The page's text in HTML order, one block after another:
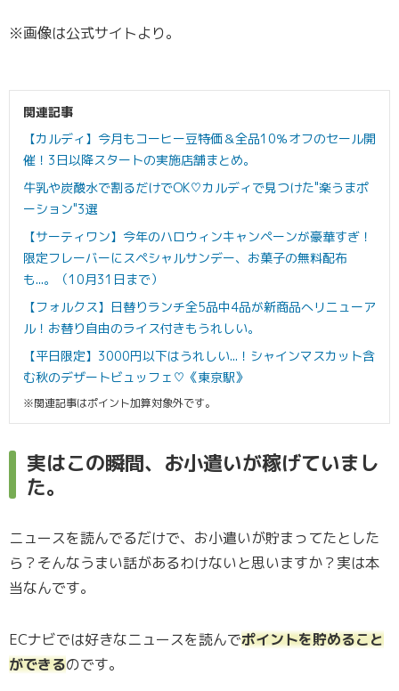
※画像は公式サイトより。
関連記事
【カルディ】今月もコーヒー豆特価＆全品10％オフのセール開
催！3日以降スタートの実施店舗まとめ。
牛乳や炭酸水で割るだけでOK♡カルディで見つけた"楽うまポ
ーション"3選
【サーティワン】今年のハロウィンキャンペーンが豪華すぎ！
限定フレーバーにスペシャルサンデー、お菓子の無料配布
も...。（10月31日まで）
【フォルクス】日替りランチ全5品中4品が新商品へリニューア
ル！お替り自由のライス付きもうれしい。
【平日限定】3000円以下はうれしい...！シャインマスカット含
む秋のデザートビュッフェ♡《東京駅》
※関連記事はポイント加算対象外です。
実はこの瞬間、お小遣いが稼げていまし
た。
ニュースを読んでるだけで、お小遣いが貯まってたとした
ら？そんなうまい話があるわけないと思いますか？実は本
当なんです。
ECナビでは好きなニュースを読んでポイントを貯めること
ができるのです。